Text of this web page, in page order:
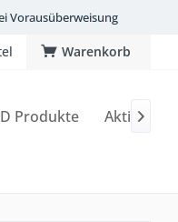
Vorausüberweisung
Warenkorb
Produkte Aktionen
